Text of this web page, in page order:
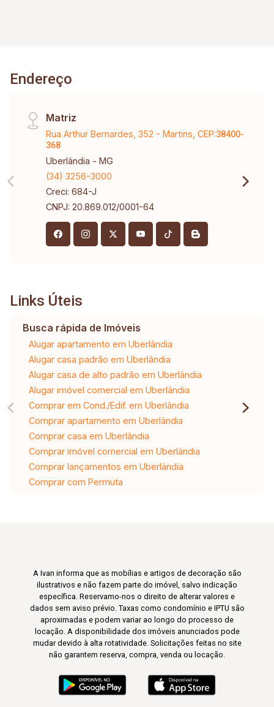
Endereço
Matriz
Rua Arthur Bernardes, 352 - Martins, CEP:38400-
368
Uberlândia - MG
(34) 3256-3000
Creci: 684-J
CNPJ: 20.869.012/0001-64
Links Úteis
Busca rápida de Imóveis
Alugar apartamento em Uberlândia
Alugar casa padrão em Uberlândia
Alugar casa de alto padrão em Uberlândia
Alugar imóvel comercial em Uberlândia
Comprar em Cond./Edif. em Uberlândia
Comprar apartamento em Uberlândia
Comprar casa em Uberlândia
Comprar imóvel comercial em Uberlândia
Comprar lançamentos em Uberlândia
Comprar com Permuta
A Ivan informa que as mobílias e artigos de decoração são
ilustrativos e não fazem parte do imóvel, salvo indicação
específica. Reservamo-nos o direito de alterar valores e
dados sem aviso prévio. Taxas como condomínio e IPTU são
aproximadas e podem variar ao longo do processo de
locação. A disponibilidade dos imóveis anunciados pode
mudar devido à alta rotatividade. Solicitações feitas no site
não garantem reserva, compra, venda ou locação.